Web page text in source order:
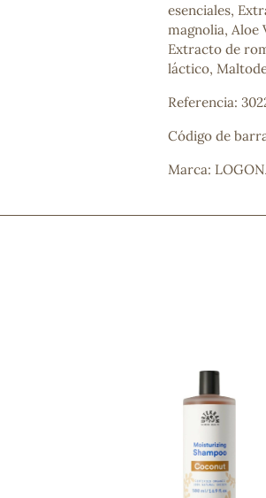
esenciales,
magnolia, Aloe
Extracto de
láctico,
Referencia:
Código de
Marca: